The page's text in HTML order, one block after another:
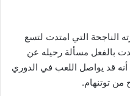
الناجحة التي امتدت لتسع
بالفعل مسألة رحيله عن
أنه قد يواصل اللعب في الدوري
من توتنهام.